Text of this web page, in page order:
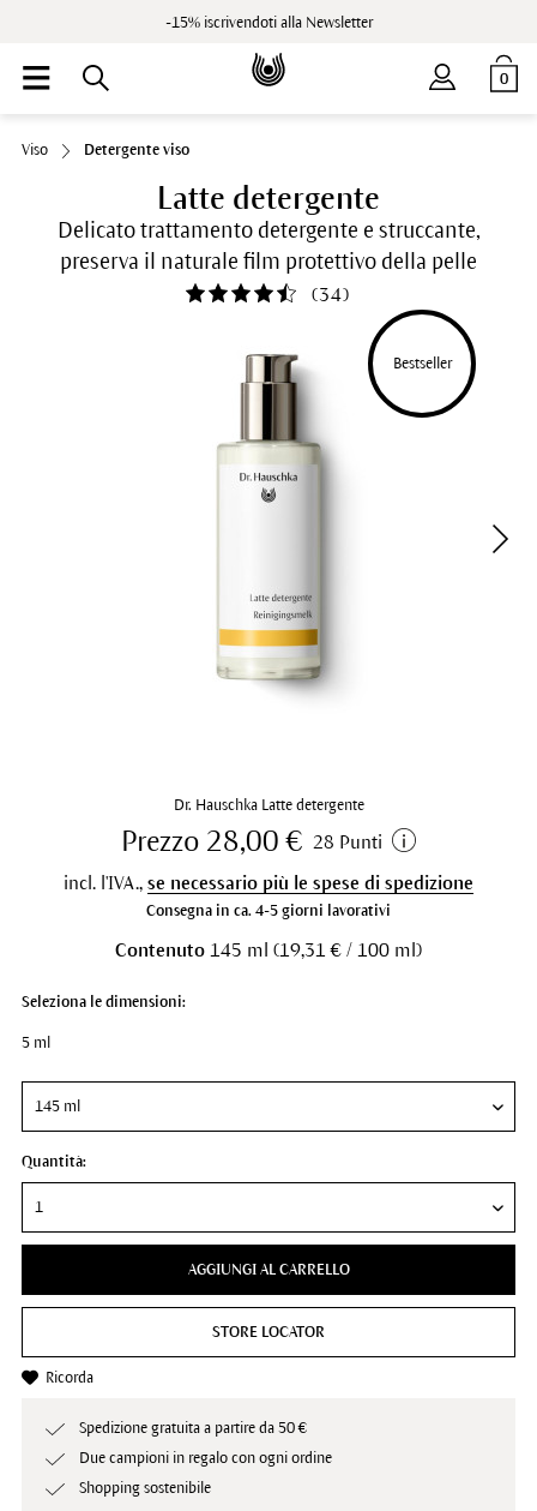
-15% iscrivendoti alla Newsletter
0
Viso Detergente viso
Latte detergente
Delicato trattamento detergente e struccante,
preserva il naturale film protettivo della pelle
(34)
Bestseller
Dr. Hauschka Latte detergente
Prezzo 28,00 € 28 Punti
incl. l'IVA., se necessario più le spese di spedizione
Consegna in ca. 4-5 giorni lavorativi
Contenuto 145 ml (19,31 € / 100 ml)
Seleziona le dimensioni:
5 ml
Quantità:
AGGIUNGI AL CARRELLO
STORE LOCATOR
Ricorda
Spedizione gratuita a partire da 50 €
Due campioni in regalo con ogni ordine
Shopping sostenibile